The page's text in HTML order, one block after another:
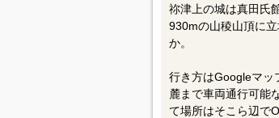
祢津上の城は真田氏
930mの山稜山頂に
か。
行き方はGoogleマッ
麓まで車両通行可能
て場所はそこら辺で